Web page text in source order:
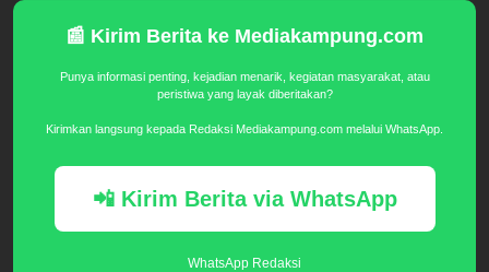
📰 Kirim Berita ke Mediakampung.com
Punya informasi penting, kejadian menarik, kegiatan masyarakat, atau
peristiwa yang layak diberitakan?
Kirimkan langsung kepada Redaksi Mediakampung.com melalui WhatsApp.
📲 Kirim Berita via WhatsApp
WhatsApp Redaksi